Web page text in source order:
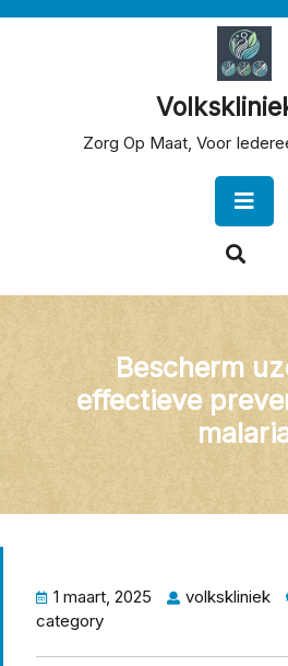
Zorg Op Maat, Voor
Bescherm
effectieve
1 maart, 2025 volkskliniek
category